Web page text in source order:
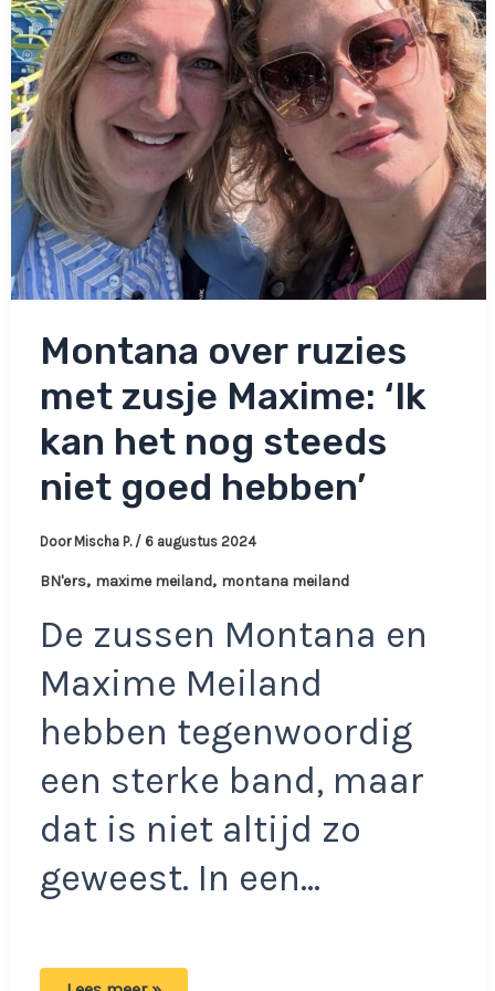
Montana over ruzies
met zusje Maxime: ‘Ik
kan het nog steeds
niet goed hebben’
Door Mischa P. / 6 augustus 2024
BN'ers, maxime meiland, montana meiland
De zussen Montana en
Maxime Meiland
hebben tegenwoordig
een sterke band, maar
dat is niet altijd zo
geweest. In een…